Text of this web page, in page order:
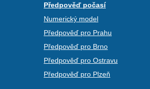
Předpověď počasí
Numerický model
Předpověď pro Prahu
Předpověď pro Brno
Předpověď pro Ostravu
Předpověď pro Plzeň